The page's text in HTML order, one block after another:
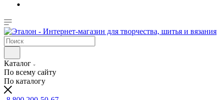
Каталог
По всему сайту
По каталогу